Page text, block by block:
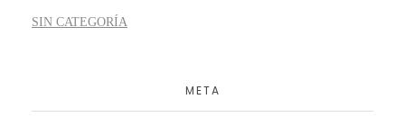
SIN CATEGORÍA
META